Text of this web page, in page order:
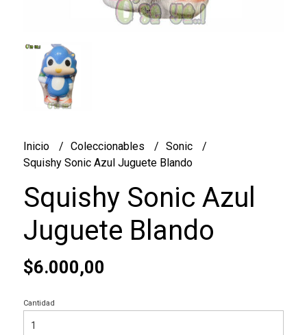
Inicio Coleccionables
Sonic
Squishy Sonic Azul Juguete Blando
Squishy Sonic Azul
Juguete Blando
$6.000,00
Cantidad